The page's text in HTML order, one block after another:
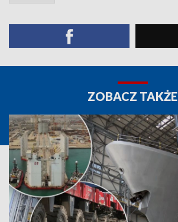
ZOBACZ TAKŻE